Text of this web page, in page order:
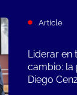
Article
Liderar en
cambio: la
Diego